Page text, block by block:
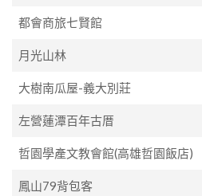
都會商旅七賢館
月光山林
大樹南瓜屋-義大別莊
左營蓮潭百年古厝
哲園學產文教會館(高雄哲園飯店)
鳳山79背包客